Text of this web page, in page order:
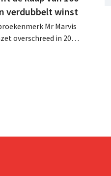
verdubbelt winst
Mr Marvis
overschreed in 2025